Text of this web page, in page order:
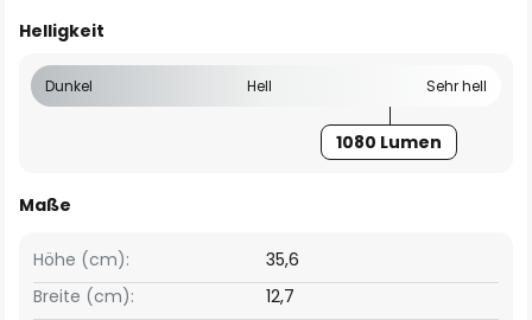
Helligkeit
Dunkel Hell Sehr hell
1080 Lumen
Maße
Breite (cm): 12,7
Höhe (cm): 35,6